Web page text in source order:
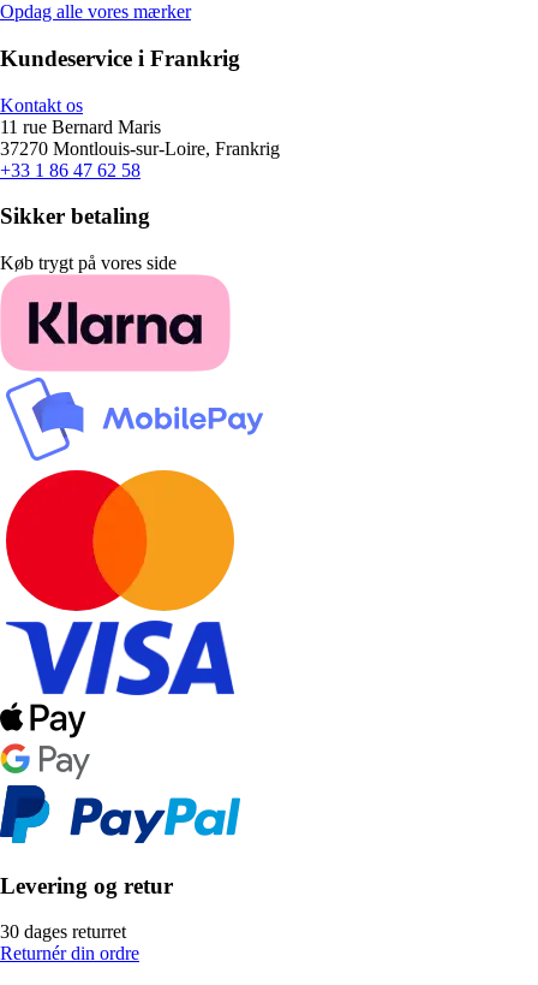
Opdag alle vores mærker
Kundeservice i Frankrig
Kontakt os
11 rue Bernard Maris
37270 Montlouis-sur-Loire, Frankrig
+33 1 86 47 62 58
Sikker betaling
Køb trygt på vores side
Levering og retur
30 dages returret
Returnér din ordre